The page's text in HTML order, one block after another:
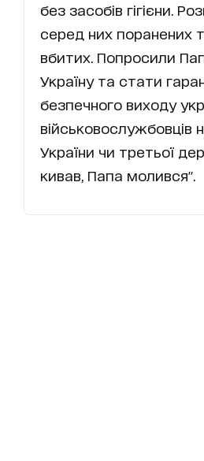
без засобів гігієни.
серед них поранених
вбитих. Попросили
Україну та стати
безпечного виходу
військовослужбовців
України чи третьої
кивав, Папа молився".